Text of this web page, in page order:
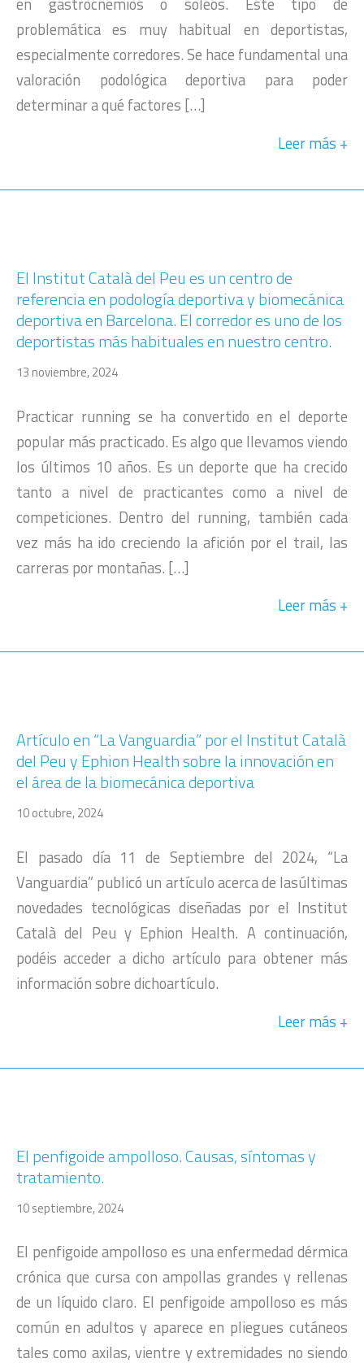
problemática es muy habitual en deportistas,
especialmente corredores. Se hace fundamental una
valoración podológica deportiva para poder
determinar a qué factores […]
Leer más
El Institut Català del Peu es un centro de
referencia en podología deportiva y biomecánica
deportiva en Barcelona. El corredor es uno de los
deportistas más habituales en nuestro centro.
13 noviembre, 2024
Practicar running se ha convertido en el deporte
popular más practicado. Es algo que llevamos viendo
los últimos 10 años. Es un deporte que ha crecido
tanto a nivel de practicantes como a nivel de
competiciones. Dentro del running, también cada
vez más ha ido creciendo la afición por el trail, las
carreras por montañas. […]
Leer más
Artículo en “La Vanguardia” por el Institut Català
del Peu y Ephion Health sobre la innovación en
el área de la biomecánica deportiva
10 octubre, 2024
El pasado día 11 de Septiembre del 2024, “La
Vanguardia” publicó un artículo acerca de lasúltimas
novedades tecnológicas diseñadas por el Institut
Català del Peu y Ephion Health. A continuación,
podéis acceder a dicho artículo para obtener más
información sobre dichoartículo.
Leer más
El penfigoide ampolloso. Causas, síntomas y
tratamiento.
10 septiembre, 2024
El penfigoide ampolloso es una enfermedad dérmica
crónica que cursa con ampollas grandes y rellenas
de un líquido claro. El penfigoide ampolloso es más
común en adultos y aparece en pliegues cutáneos
tales como axilas, vientre y extremidades no siendo